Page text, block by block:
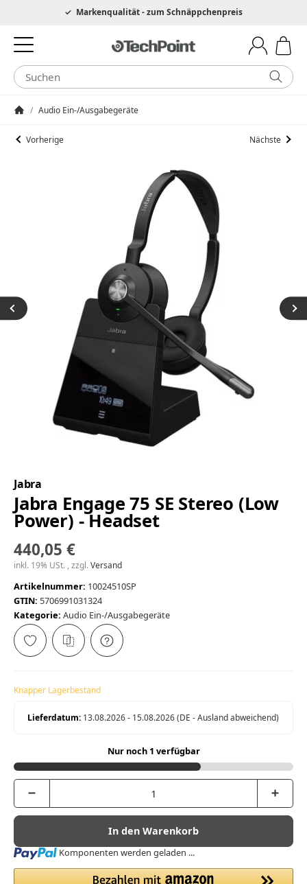
Hotline 0049 6205 3079975Markenqualität - zum Schnäppchenpreis
/ Audio Ein-/Ausgabegeräte
Vorherige Nächste
Jabra
Jabra Engage 75 SE Stereo (Low
Power) - Headset
440,05 €
inkl. 19% USt. , zzgl.Versand
Artikelnummer: 10024510SP
GTIN: 5706991031324
Kategorie: Audio Ein-/Ausgabegeräte
Knapper Lagerbestand
Lieferdatum: 13.08.2026 - 15.08.2026(DE - Ausland abweichend)
Nur noch 1 verfügbar
In den Warenkorb
Loading... Komponenten werden geladen ...